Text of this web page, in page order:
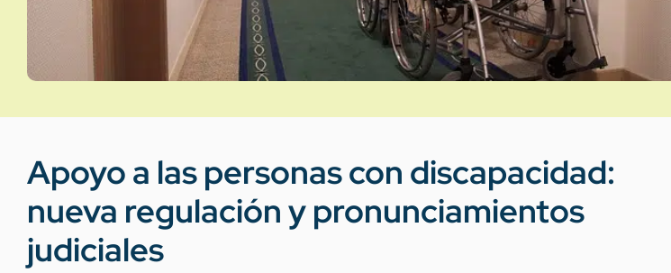
Apoyo a las personas con discapacidad:
nueva regulación y pronunciamientos
judiciales